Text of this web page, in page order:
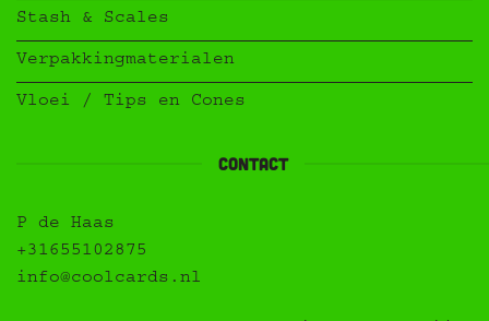
Stash & Scales
Verpakkingmaterialen
Vloei / Tips en Cones
contact
P de Haas
+31655102875
info@coolcards.nl